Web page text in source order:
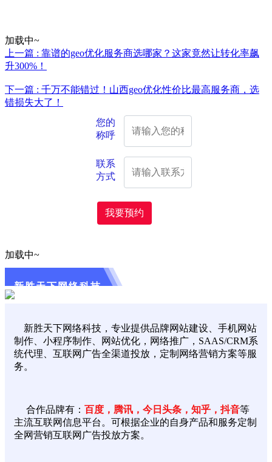
加载中~
上一篇 : 靠谱的geo优化服务商选哪家？这家竟然让转化率飙
升300%！
下一篇 : 千万不能错过！山西geo优化性价比最高服务商，选
错损失大了！
您的
称呼
联系
方式
我要预约
加载中~
新胜天下网络科技
新胜天下网络科技，专业提供品牌网站建设、手机网站
制作、小程序制作、网站优化，网络推广，SAAS/CRM系
统代理、互联网广告全渠道投放，定制网络营销方案等服
务。
合作品牌有： 百度，腾讯，今日头条，知乎，抖音等
主流互联网信息平台。可根据企业的自身产品和服务定制
全网营销互联网广告投放方案。